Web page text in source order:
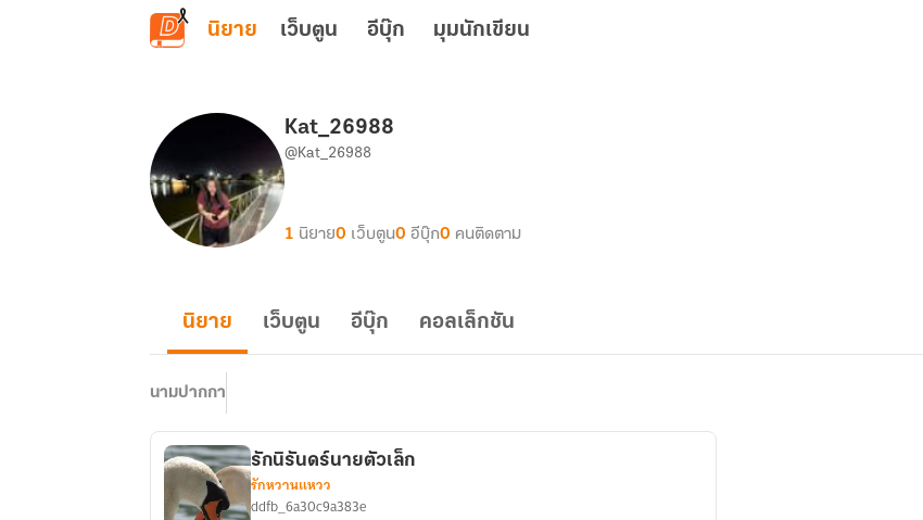
ข้ามไปยังเนื้อหาหลัก
นิยาย เว็บตูน อีบุ๊ก มุมนักเขียน
Kat_26988
@Kat_26988
1 นิยาย0 เว็บตูน0 อีบุ๊ก0 คนติดตาม
นิยาย เว็บตูน อีบุ๊ก คอลเล็กชัน
นามปากกา
รักนิรันดร์นายตัวเล็ก
รักหวานแหวว
ddfb_6a30c9a383e